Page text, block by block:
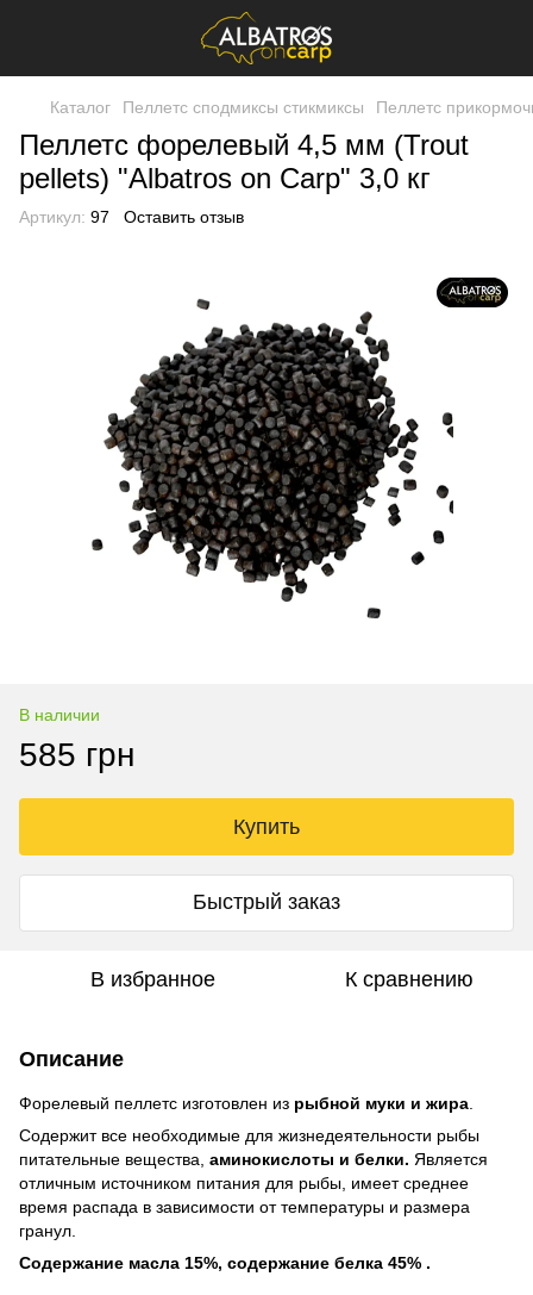
Каталог Пеллетс сподмиксы стикмиксы Пеллетс
Пеллетс форелевый 4,5 мм (Trout
pellets) "Albatros on Carp" 3,0 кг
Артикул: 97 Оставить отзыв
В наличии
585 грн
Купить
Быстрый заказ
В избранное К сравнению
Описание
Форелевый пеллетс изготовлен из рыбной муки и жира
Содержит все необходимые для жизнедеятельности рыбы
питательные вещества, аминокислоты и белки. Является
отличным источником питания для рыбы, имеет среднее
время распада в зависимости от температуры и размера
гранул.
Содержание масла 15%, содержание белка 45% .